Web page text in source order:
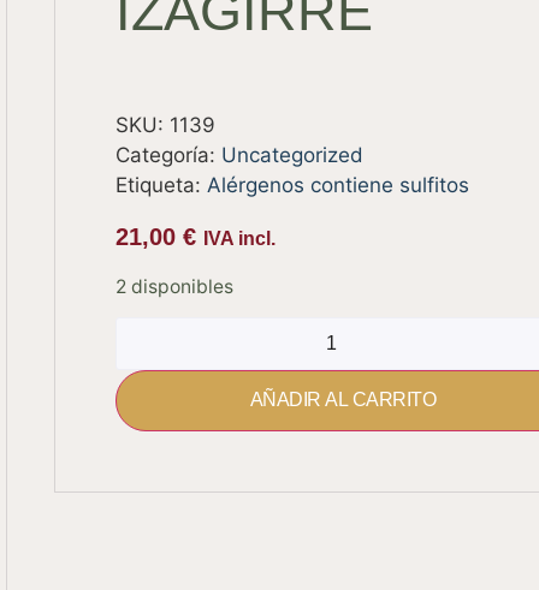
SKU: 1139
Categoría: Uncategorized
Etiqueta: Alérgenos contiene sulfitos
21,00 € IVA incl.
2 disponibles
AÑADIR AL CARRITO